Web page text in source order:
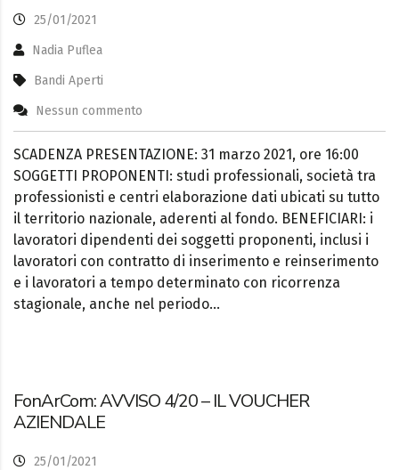
25/01/2021
Nadia Puflea
Bandi Aperti
Nessun commento
SCADENZA PRESENTAZIONE: 31 marzo 2021, ore 16:00
SOGGETTI PROPONENTI: studi professionali, società tra
professionisti e centri elaborazione dati ubicati su tutto
il territorio nazionale, aderenti al fondo. BENEFICIARI: i
lavoratori dipendenti dei soggetti proponenti, inclusi i
lavoratori con contratto di inserimento e reinserimento
e i lavoratori a tempo determinato con ricorrenza
stagionale, anche nel periodo…
FonArCom: AVVISO 4/20 – IL VOUCHER
AZIENDALE
25/01/2021